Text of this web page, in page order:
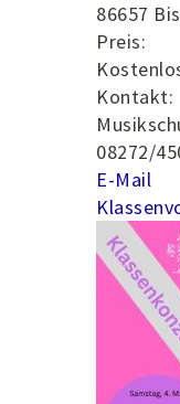
86657
Preis:
Kontakt:
08272/
E-Mail